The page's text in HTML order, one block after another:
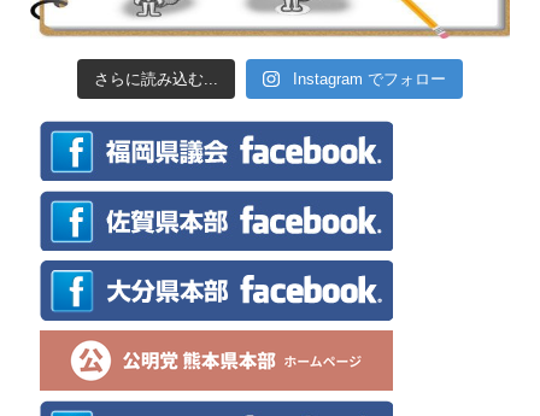
さらに読み込む... Instagram でフォロー